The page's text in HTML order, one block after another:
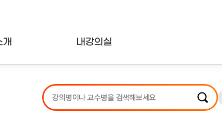
내강의실
강의리스트
수강확인증강의